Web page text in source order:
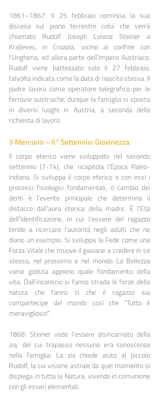
1861–1867: Il 25 febbraio comincia la sua
discesa sul piano terrestre colui che verrà
chiamato Rudolf Joseph Lorenz Steiner a
Kraljevec, in Croazia, vicino al confine con
l’Ungheria, ed allora parte dell’Impero Austriaco.
Rudolf viene battezzato solo il 27 febbraio,
talvolta indicata come la data di nascita stessa. Il
padre lavora come operatore telegrafico per le
ferrovie austriache, dunque la famiglia si sposta
in diversi luoghi in Austria, a seconda della
richiesta di lavoro.
☿ Mercurio – II° Settennio: Giovinezza
Il corpo eterico viene sviluppato nel secondo
settennio (7-14), che ricapitola l’Epoca Paleo-
indiana. Si sviluppa il corpo eterico e con essi i
processi fisiologici fondamentali, il cambio dei
denti è l’evento principale che determina il
distacco dall’aura eterica della madre. È l’Età
dell’Identificazione, in cui l’essere del ragazzo
tende a ricercare l’autorità negli adulti che ne
diano un esempio. Si sviluppa la Fede come una
Forza Vitale che muove il giovane a credere in se
stesso, nel prossimo e nel mondo. La Bellezza
viene goduta appieno quale fondamento della
vita. Dall’inconscio si fanno strada le forze della
natura che fanno sì che il ragazzo sia
compartecipe del mondo così che “Tutto è
meraviglioso!”.
1868: Steiner vede l’essere disincarnato della
zia, del cui trapasso nessuno era conoscenza
nella famiglia. La zia chiede aiuto al piccolo
Rudolf, la cui visione astrale da quel momento si
dispiega in tutta la Natura, vivendo in comunione
con gli esseri elementali.